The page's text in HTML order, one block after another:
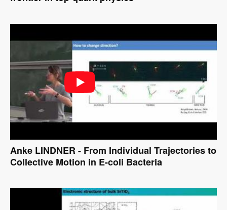
Anke LINDNER - From Individual Trajectories to
Collective Motion in E-coli Bacteria